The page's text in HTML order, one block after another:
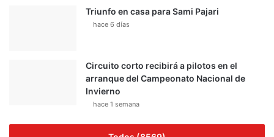
Triunfo en casa para Sami Pajari
hace 6 días
Circuito corto recibirá a pilotos en el
arranque del Campeonato Nacional de
Invierno
hace 1 semana